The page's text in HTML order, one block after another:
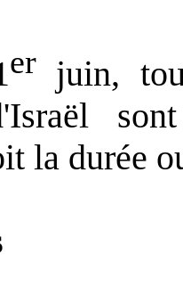
erjuin,
la durée